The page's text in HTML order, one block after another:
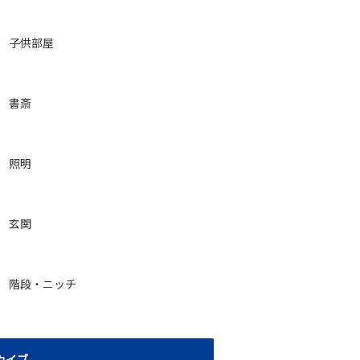
子供部屋
書斎
照明
玄関
階段・ニッチ